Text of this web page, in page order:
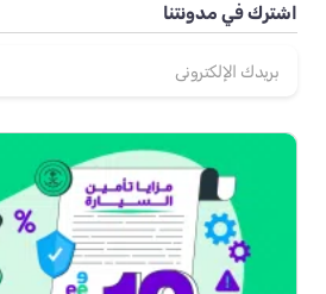
اشترك في مدونتنا